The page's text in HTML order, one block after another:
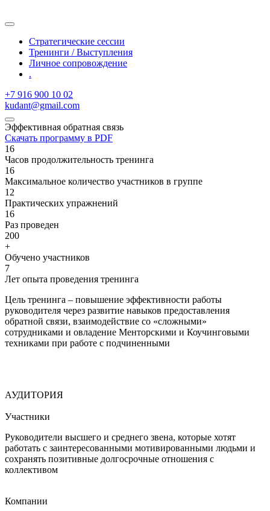
Стратегические сессии
Тренинги / Выступления
Личное сопровождение
.
+7 916 900 10 02
kudant@gmail.com
Эффективная обратная связь
Скачать программу в PDF
16
Часов продолжительность тренинга
16
Максимальное количество участников в группе
12
Практических упражнений
16
Раз проведен
200
+
Обучено участников
7
Лет опыта проведения тренинга
Цель тренинга – повышение эффективности работы
руководителя через развитие навыков предоставления
обратной связи, взаимодействие со «сложными»
сотрудниками и овладение Менторскими и Коучинговыми
техниками при работе с подчиненными
АУДИТОРИЯ
Участники
Руководители высшего и среднего звена, которые хотят
работать с заинтересованными мотивированными людьми и
сохранять позитивные долгосрочные отношения с
коллективом
Компании